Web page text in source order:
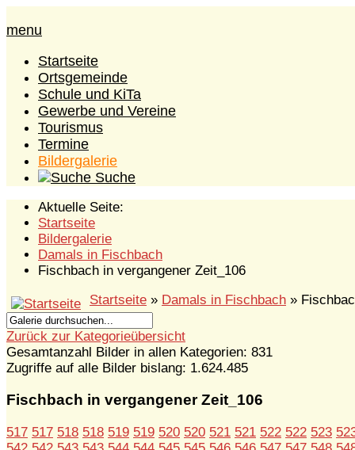
menu
Startseite
Ortsgemeinde
Schule und KiTa
Gewerbe und Vereine
Tourismus
Termine
Bildergalerie
Suche
Aktuelle Seite:
Startseite
Bildergalerie
Damals in Fischbach
Fischbach in vergangener Zeit_106
Startseite » Damals in Fischbach »
Zurück zur Kategorieübersicht
Gesamtanzahl Bilder in allen Kategorien: 831
Zugriffe auf alle Bilder bislang: 1.624.485
Fischbach in vergangener Zeit_106
517 517 518 518 519 519 520 520 521 521 522 522 523